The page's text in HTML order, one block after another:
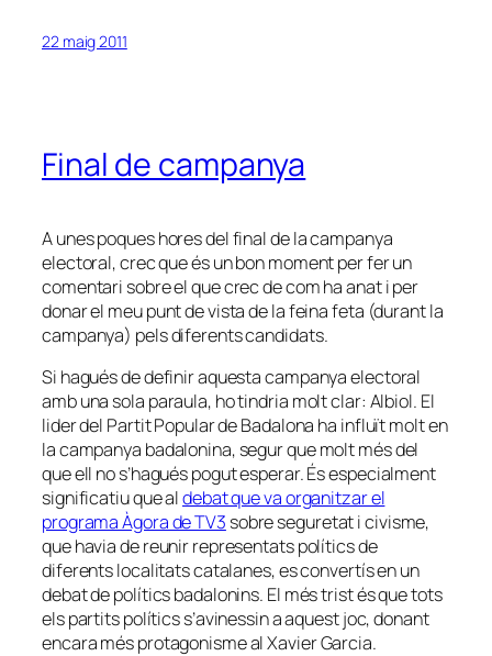
22 maig 2011
Final de campanya
A unes poques hores del final de la campanya
electoral, crec que és un bon moment per fer un
comentari sobre el que crec de com ha anat i per
donar el meu punt de vista de la feina feta (durant la
campanya) pels diferents candidats.
Si hagués de definir aquesta campanya electoral
amb una sola paraula, ho tindria molt clar: Albiol. El
lider del Partit Popular de Badalona ha influït molt en
la campanya badalonina, segur que molt més del
que ell no s’hagués pogut esperar. És especialment
significatiu que aldebat que va organitzar el
programa Àgora de TV3 sobre seguretat i civisme,
que havia de reunir representats polítics de
diferents localitats catalanes, es convertís en un
debat de polítics badalonins. El més trist és que tots
els partits polítics s’avinessin a aquest joc, donant
encara més protagonisme al Xavier Garcia.